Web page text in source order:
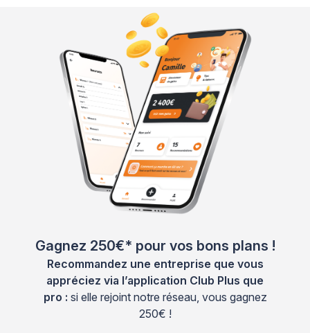
Gagnez 250€* pour vos bons plans !
Recommandez une entreprise que vous
appréciez via l’application Club Plus que
pro : si elle rejoint notre réseau, vous gagnez
250€ !